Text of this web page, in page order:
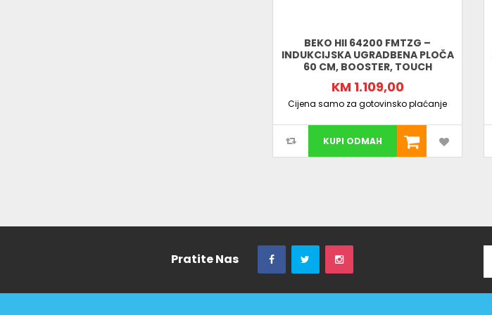
BEKO HII 64200 FMTZG –
INDUKCIJSKA UGRADBENA PLOČA
60 CM, BOOSTER, TOUCH
KM 1.109,00
Cijena samo za gotovinsko plaćanje
KUPI ODMAH
Pratite Nas